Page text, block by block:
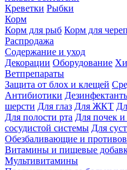
Креветки Рыбки
Корм
Корм для рыб Корм для
Распродажа
Содержание и уход
Декорации Оборудование
Ветпрепараты
Защита от блох и клещей
Антибиотики
шерсти Для глаз Для ЖКТ
Для полости рта Для почек
сосудистой системы Для
Обезбаливающие и
Витамины и пищевые
Мультивитамины